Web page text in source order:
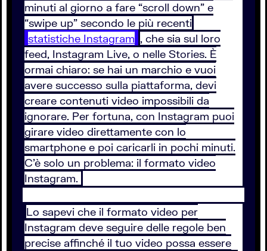
minuti al giorno a fare “scroll down” e
“swipe up” secondo le più recenti
statistiche Instagram , che sia sul loro
feed, Instagram Live, o nelle Stories. È
ormai chiaro: se hai un marchio e vuoi
avere successo sulla piattaforma, devi
creare contenuti video impossibili da
ignorare. Per fortuna, con Instagram puoi
girare video direttamente con lo
smartphone e poi caricarli in pochi minuti.
C’è solo un problema: il formato video
Instagram.
Lo sapevi che il formato video per
Instagram deve seguire delle regole ben
precise affinché il tuo video possa essere